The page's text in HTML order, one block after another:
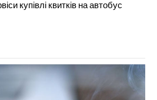
купівлі квитків на автобус